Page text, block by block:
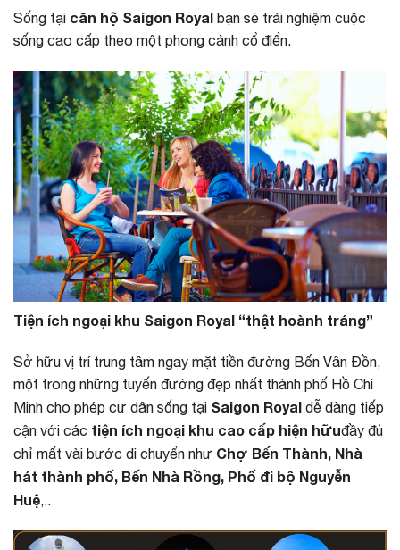
Sống tại căn hộ Saigon Royal bạn sẽ trải nghiệm cuộc
sống cao cấp theo một phong cảnh cổ điển.
Tiện ích ngoại khu Saigon Royal “thật hoành tráng”
Sở hữu vị trí trung tâm ngay mặt tiền đường Bến Vân Đồn,
một trong những tuyến đường đẹp nhất thành phố Hồ Chí
Minh cho phép cư dân sống tại Saigon Royal dễ dàng tiếp
cận với các tiện ích ngoại khu cao cấp hiện hữuđầy đủ
chỉ mất vài bước di chuyển như Chợ Bến Thành, Nhà
hát thành phố, Bến Nhà Rồng, Phố đi bộ Nguyễn
Huệ,..